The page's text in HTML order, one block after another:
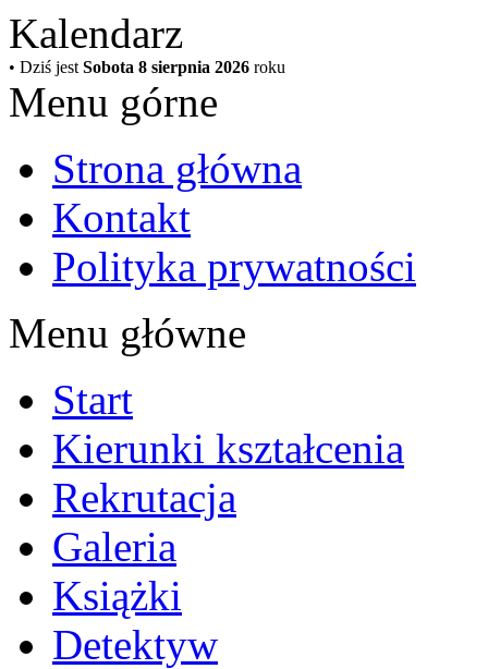
Kalendarz
• Dziś jest Sobota 8 sierpnia 2026 roku
Menu górne
Strona główna
Kontakt
Polityka prywatności
Menu główne
Start
Kierunki kształcenia
Rekrutacja
Galeria
Książki
Detektyw